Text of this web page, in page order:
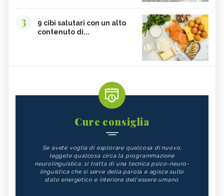
3
9 cibi salutari con un alto
contenuto di...
Cure consiglia
Se avete voglia di esplorare qualcosa di nuovo,
leggete qualcosa circa la programmazione
neurolinguistica; si tratta di una tecnica psico-neuro-
linguistica che si serve della parola e agisce sullo
stato energetico e interiore dell'essere umano.